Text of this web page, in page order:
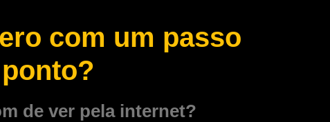
com um passo
de ver pela internet?